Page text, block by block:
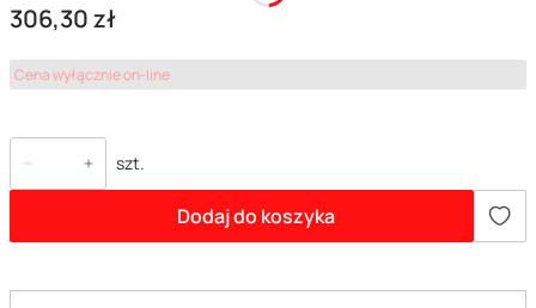
Cena
306,30 zł
Cena wyłącznie on-line
szt.
Dodaj do koszyka